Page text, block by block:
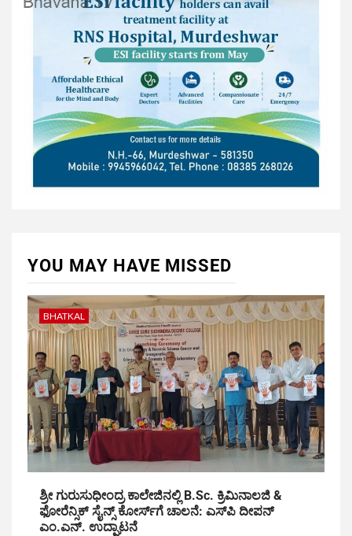
YOU MAY HAVE MISSED
BHATKAL
ಶ್ರೀ ಗುರುಸುಧೀಂದ್ರ ಕಾಲೇಜಿನಲ್ಲಿ B.Sc. ಕ್ರಿಮಿನಾಲಜಿ &
ಫೋರೆನ್ಸಿಕ್ ಸೈನ್ಸ್ ಕೋರ್ಸ್‌ಗೆ ಚಾಲನೆ: ಎಸ್‌ಪಿ ದೀಪನ್
ಎಂ.ಎನ್. ಉದ್ಘಾಟನೆ